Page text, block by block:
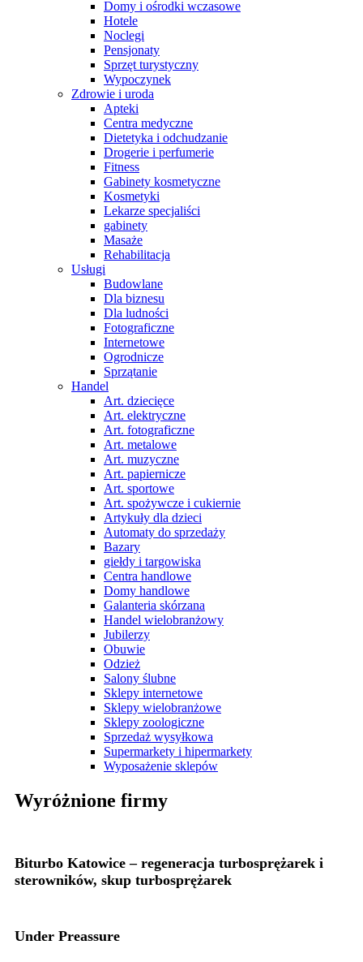
Domy i ośrodki wczasowe
Hotele
Noclegi
Pensjonaty
Sprzęt turystyczny
Wypoczynek
Zdrowie i uroda
Apteki
Centra medyczne
Dietetyka i odchudzanie
Drogerie i perfumerie
Fitness
Gabinety kosmetyczne
Kosmetyki
Lekarze specjaliści
gabinety
Masaże
Rehabilitacja
Usługi
Budowlane
Dla biznesu
Dla ludności
Fotograficzne
Internetowe
Ogrodnicze
Sprzątanie
Handel
Art. dziecięce
Art. elektryczne
Art. fotograficzne
Art. metalowe
Art. muzyczne
Art. papiernicze
Art. sportowe
Art. spożywcze i cukiernie
Artykuły dla dzieci
Automaty do sprzedaży
Bazary
giełdy i targowiska
Centra handlowe
Domy handlowe
Galanteria skórzana
Handel wielobranżowy
Jubilerzy
Obuwie
Odzież
Salony ślubne
Sklepy internetowe
Sklepy wielobranżowe
Sklepy zoologiczne
Sprzedaż wysyłkowa
Supermarkety i hipermarkety
Wyposażenie sklepów
Wyróżnione firmy
Biturbo Katowice – regeneracja turbosprężarek i
sterowników, skup turbosprężarek
Under Preassure